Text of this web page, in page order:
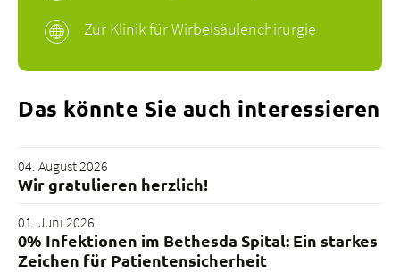
Zur Klinik für Wirbelsäulenchirurgie
Das könnte Sie auch interessieren
04. August 2026
Wir gratulieren herzlich!
01. Juni 2026
0% Infektionen im Bethesda Spital: Ein starkes
Zeichen für Patientensicherheit